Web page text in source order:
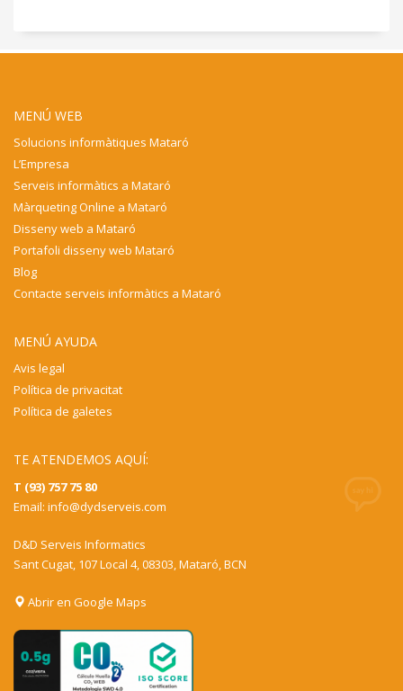
MENÚ WEB
Solucions informàtiques Mataró
L’Empresa
Serveis informàtics a Mataró
Màrqueting Online a Mataró
Disseny web a Mataró
Portafoli disseny web Mataró
Blog
Contacte serveis informàtics a Mataró
MENÚ AYUDA
Avis legal
Política de privacitat
Política de galetes
TE ATENDEMOS AQUÍ:
T (93) 757 75 80
Email: info@dydserveis.com
D&D Serveis Informatics
Sant Cugat, 107 Local 4, 08303, Mataró, BCN
Abrir en Google Maps